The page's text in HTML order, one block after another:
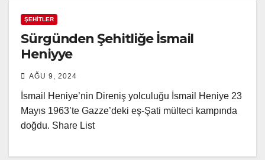
ŞEHITLER
Sürgünden Şehitliğe İsmail
Heniyye
AĞU 9, 2024
İsmail Heniye’nin Direniş yolculuğu İsmail Heniye 23
Mayıs 1963’te Gazze’deki eş-Şati mülteci kampında
doğdu. Share List